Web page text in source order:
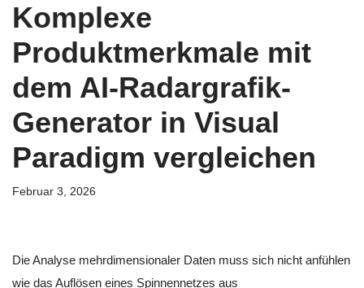
Komplexe
Produktmerkmale mit
dem AI-Radargrafik-
Generator in Visual
Paradigm vergleichen
Februar 3, 2026
Die Analyse mehrdimensionaler Daten muss sich nicht anfühlen
wie das Auflösen eines Spinnennetzes aus